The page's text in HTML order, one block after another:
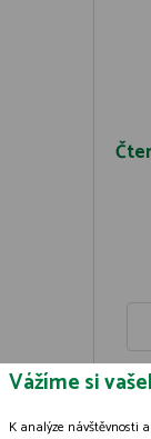
Vážíme si
K analýze návštěvnosti